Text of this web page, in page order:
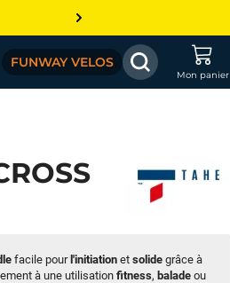
FUNWAY VELOS
Mon panier
facile pourl'initiation et solide grâce à
à une utilisation fitness, balade ou